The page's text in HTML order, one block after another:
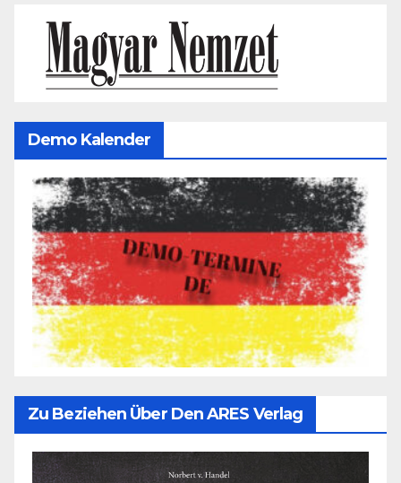
Demo Kalender
Zu Beziehen Über Den ARES Verlag